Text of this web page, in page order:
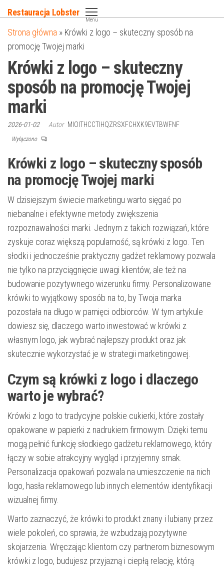
do
treści
Restauracja Lobster
Menu
Strona główna » Krówki z logo – skuteczny sposób na
promocję Twojej marki
Krówki z logo – skuteczny
sposób na promocję Twojej
marki
2026-01-02 Autor MIOITHCCTIHQZRSXFCHXK9EVTBWFNF
Wyłączono
Krówki z logo – skuteczny sposób
na promocję Twojej marki
W dzisiejszym świecie marketingu warto sięgać po
niebanalne i efektywne metody zwiększenia
rozpoznawalności marki. Jednym z takich rozwiązań, które
zyskuje coraz większą popularność, są krówki z logo. Ten
słodki i jednocześnie praktyczny gadżet reklamowy pozwala
nie tylko na przyciągnięcie uwagi klientów, ale też na
budowanie pozytywnego wizerunku firmy. Personalizowane
krówki to wyjątkowy sposób na to, by Twoja marka
pozostała na długo w pamięci odbiorców. W tym artykule
dowiesz się, dlaczego warto inwestować w krówki z
własnym logo, jak wybrać najlepszy produkt oraz jak
skutecznie wykorzystać je w strategii marketingowej.
Czym są krówki z logo i dlaczego
warto je wybrać?
Krówki z logo to tradycyjne polskie cukierki, które zostały
opakowane w papierki z nadrukiem firmowym. Dzięki temu
mogą pełnić funkcję słodkiego gadżetu reklamowego, który
łączy w sobie atrakcyjny wygląd i przyjemny smak.
Personalizacja opakowań pozwala na umieszczenie na nich
logo, hasła reklamowego lub innych elementów identyfikacji
wizualnej firmy.
Warto zaznaczyć, że krówki to produkt znany i lubiany przez
wiele pokoleń, co sprawia, że wzbudzają pozytywne
skojarzenia. Wręczając klientom czy partnerom biznesowym
krówki z logo, budujesz przyjazną i ciepłą relację, którą